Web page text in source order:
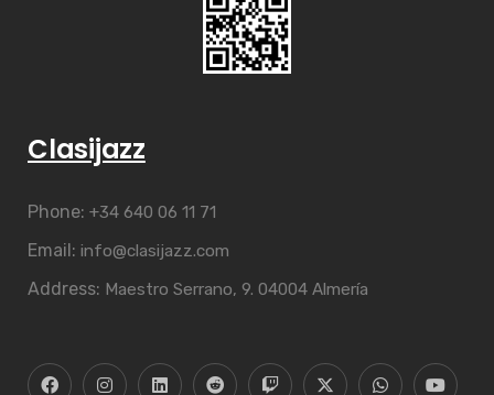
Clasijazz
Phone: +34 640 06 11 71
Email: info@clasijazz.com
Address: Maestro Serrano, 9. 04004 Almería